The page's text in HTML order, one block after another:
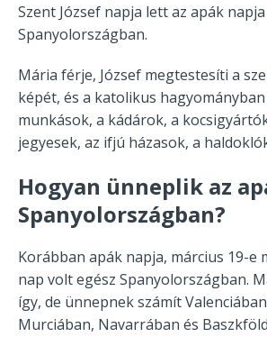
Szent József napja lett az apák napja
Spanyolországban.
Mária férje, József megtestesíti a
képét, és a katolikus hagyományban
munkások, a kádárok, a
jegyesek, az ifjú házasok, a
Hogyan ünneplik az
Spanyolországban?
Korábban apák napja, március 19-e
nap volt egész Spanyolországban.
így, de ünnepnek számít
Murciában, Navarrában és